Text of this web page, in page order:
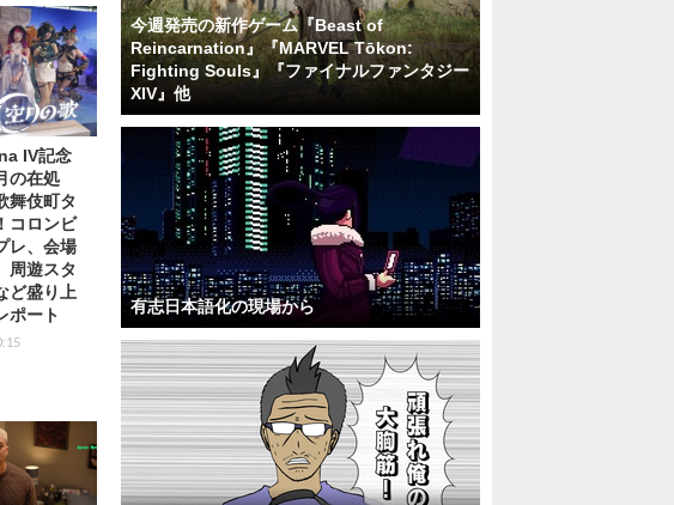
IV記念
の在処
舞伎町タ
コロンビ
レ、会場
周遊スタ
ど盛り上
ポート
今週発売の新作ゲーム『Beast of
Reincarnation』『MARVEL Tōkon:
Fighting Souls』『ファイナルファンタジー
XIV』他
有志日本語化の現場から